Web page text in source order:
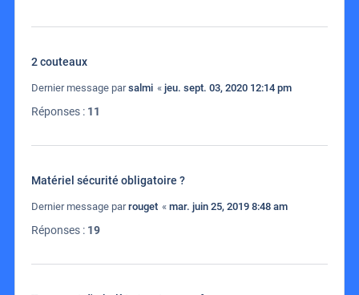
2 couteaux
Dernier message parsalmi « jeu. sept. 03, 2020 12:14 pm
Réponses : 11
Matériel sécurité obligatoire ?
Dernier message parrouget « mar. juin 25, 2019 8:48 am
Réponses : 19